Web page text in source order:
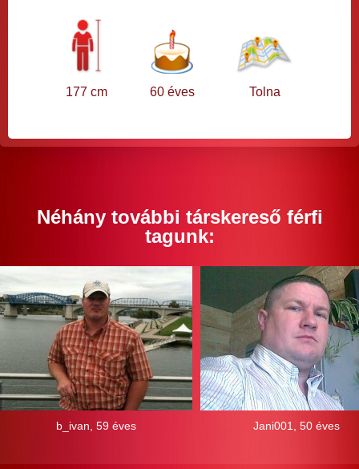
177 cm 60 éves Tolna
Néhány további társkereső férfi
tagunk:
b_ivan, 59 éves Jani001, 50 éves